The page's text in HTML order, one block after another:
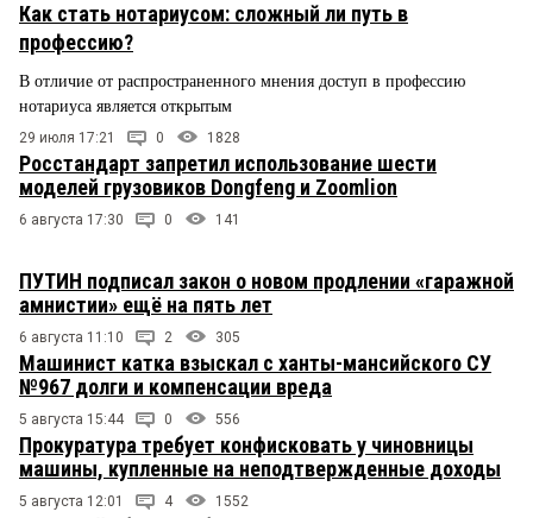
Как стать нотариусом: сложный ли путь в
профессию?
В отличие от распространенного мнения доступ в профессию
нотариуса является открытым
29 июля 17:21 0 1828
Росстандарт запретил использование шести
моделей грузовиков Dongfeng и Zoomlion
6 августа 17:30 0 141
ПУТИН подписал закон о новом продлении «гаражной
амнистии» ещё на пять лет
6 августа 11:10 2 305
Машинист катка взыскал с ханты-мансийского СУ
№967 долги и компенсации вреда
5 августа 15:44 0 556
Прокуратура требует конфисковать у чиновницы
машины, купленные на неподтвержденные доходы
5 августа 12:01 4 1552